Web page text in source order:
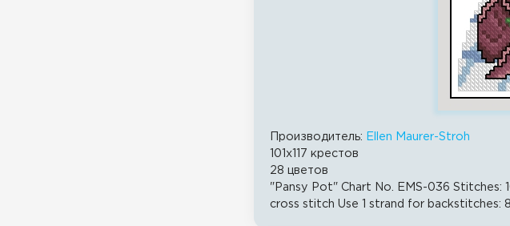
Производитель:
Ellen Maurer-Stroh
101x117 крестов
28 цветов
"Pansy Pot" Chart No. EMS-036 Stitches:
cross stitch Use 1 strand for